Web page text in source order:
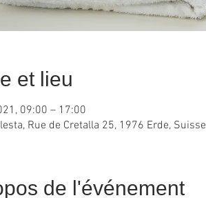
et lieu
09:00 – 17:00
Rue de Cretalla 25, 1976 Erde, Suisse
de l'événement